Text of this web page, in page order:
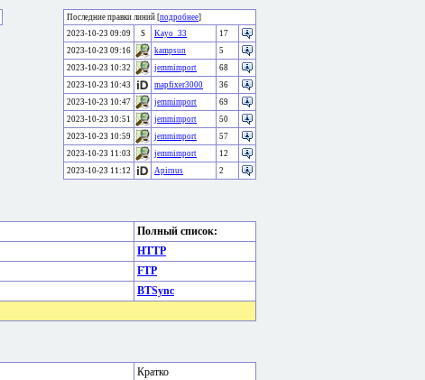
Последние правки линий [подробнее]
2023-10-23 09:09
S Kayo_33
17
2023-10-23 09:16
kampsun
5
2023-10-23 10:32
jemmimport
68
2023-10-23 10:43
mapfixer3000
36
2023-10-23 10:47
jemmimport
69
2023-10-23 10:51
jemmimport
50
2023-10-23 10:59
jemmimport
57
2023-10-23 11:03
jemmimport
12
2023-10-23 11:12
Apirnus 2
Полный список:
HTTP
FTP
BTSync
Кратко